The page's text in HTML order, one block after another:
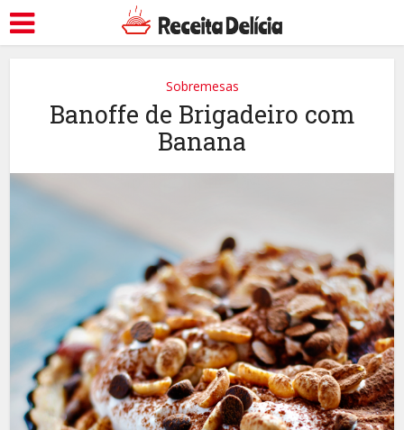
Sobremesas
Banoffe de Brigadeiro com
Banana